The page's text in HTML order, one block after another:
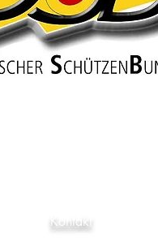
Kontakt